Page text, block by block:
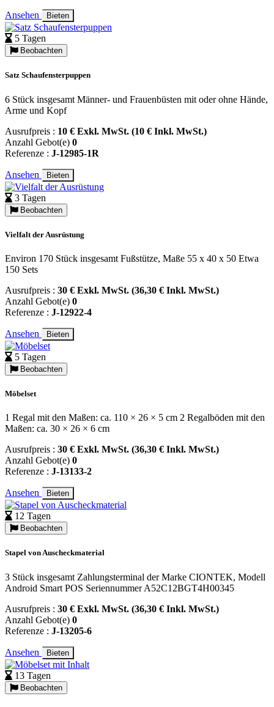
Ansehen Bieten
5 Tagen
Beobachten
Satz Schaufensterpuppen
6 Stück insgesamt Männer- und Frauenbüsten mit oder ohne Hände,
Arme und Kopf
Ausrufpreis : 10 € Exkl. MwSt. (10 € Inkl. MwSt.)
Anzahl Gebot(e) 0
Referenze : J-12985-1R
Ansehen Bieten
3 Tagen
Beobachten
Vielfalt der Ausrüstung
Environ 170 Stück insgesamt Fußstütze, Maße 55 x 40 x 50 Etwa
150 Sets
Ausrufpreis : 30 € Exkl. MwSt. (36,30 € Inkl. MwSt.)
Anzahl Gebot(e) 0
Referenze : J-12922-4
Ansehen Bieten
5 Tagen
Beobachten
Möbelset
1 Regal mit den Maßen: ca. 110 × 26 × 5 cm 2 Regalböden mit den
Maßen: ca. 30 × 26 × 6 cm
Ausrufpreis : 30 € Exkl. MwSt. (36,30 € Inkl. MwSt.)
Anzahl Gebot(e) 0
Referenze : J-13133-2
Ansehen Bieten
12 Tagen
Beobachten
Stapel von Auscheckmaterial
3 Stück insgesamt Zahlungsterminal der Marke CIONTEK, Modell
Android Smart POS Seriennummer A52C12BGT4H00345
Ausrufpreis : 30 € Exkl. MwSt. (36,30 € Inkl. MwSt.)
Anzahl Gebot(e) 0
Referenze : J-13205-6
Ansehen Bieten
13 Tagen
Beobachten